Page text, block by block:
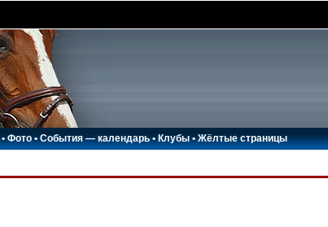
•Фото•События — календарь•Клубы •Жёлтые страницы